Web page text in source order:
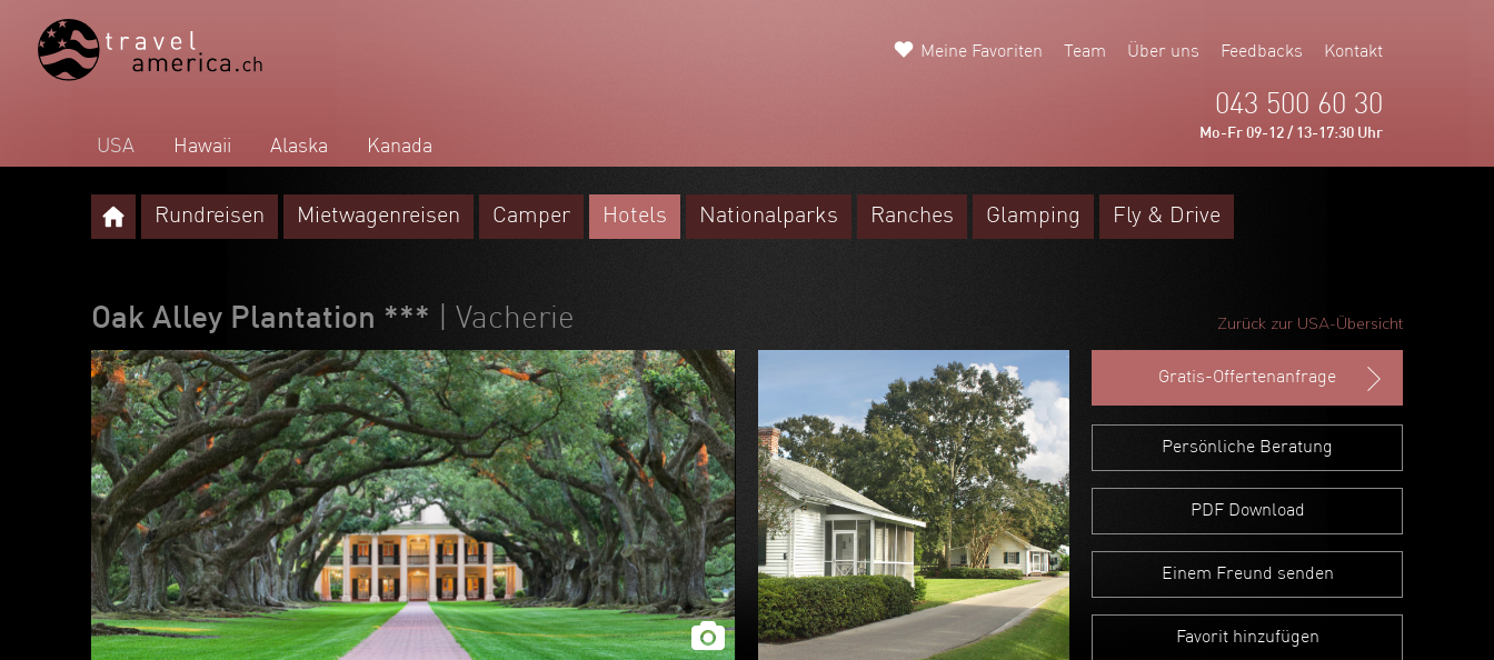
USA Hawaii Alaska Kanada
Meine Favoriten Team Über uns Feedbacks Kontakt
043 500 60 30
Mo-Fr 09-12 / 13-17:30 Uhr
Rundreisen Mietwagenreisen Camper Hotels Nationalparks Ranches Glamping Fly & Drive
Zurück zur USA-Übersicht
Oak Alley Plantation *** | Vacherie
Gratis-Offertenanfrage
Persönliche Beratung
PDF Download
Einem Freund senden
Favorit hinzufügen